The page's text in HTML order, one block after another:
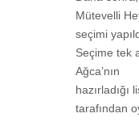
Mütevelli
seçimi
Seçime tek
Ağca’nın
tarafından